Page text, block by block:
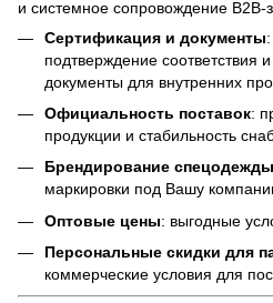
и системное сопровождение B2B-
Сертификация и документы
подтверждение соответствия
документы для внутренних
Официальность поставок:
продукции и стабильность
Брендирование спецодежды
маркировки под Вашу
Оптовые цены: выгодные
Персональные скидки для
коммерческие условия для